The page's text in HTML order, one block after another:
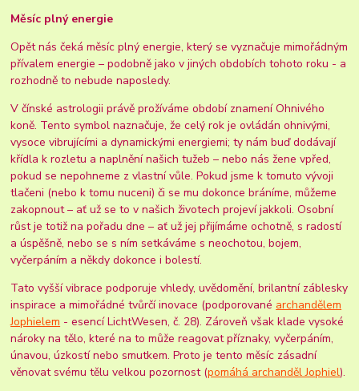
Měsíc plný energie
Opět nás čeká měsíc plný energie, který se vyznačuje mimořádným
přívalem energie – podobně jako v jiných obdobích tohoto roku - a
rozhodně to nebude naposledy.
V čínské astrologii právě prožíváme období znamení Ohnivého
koně. Tento symbol naznačuje, že celý rok je ovládán ohnivými,
vysoce vibrujícími a dynamickými energiemi; ty nám buď dodávají
křídla k rozletu a naplnění našich tužeb – nebo nás žene vpřed,
pokud se nepohneme z vlastní vůle. Pokud jsme k tomuto vývoji
tlačeni (nebo k tomu nuceni) či se mu dokonce bráníme, můžeme
zakopnout – ať už se to v našich životech projeví jakkoli. Osobní
růst je totiž na pořadu dne – ať už jej přijímáme ochotně, s radostí
a úspěšně, nebo se s ním setkáváme s neochotou, bojem,
vyčerpáním a někdy dokonce i bolestí.
Tato vyšší vibrace podporuje vhledy, uvědomění, brilantní záblesky
inspirace a mimořádné tvůrčí inovace (podporované archandělem
Jophielem - esencí LichtWesen, č. 28). Zároveň však klade vysoké
nároky na tělo, které na to může reagovat příznaky, vyčerpáním,
únavou, úzkostí nebo smutkem. Proto je tento měsíc zásadní
věnovat svému tělu velkou pozornost (pomáhá archanděl Jophiel).